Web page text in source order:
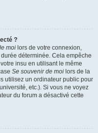
?
moi lors de votre connexion,
déterminée. Cela empêche
insu en utilisant le même
Se souvenir de moi lors de la
utilisez un ordinateur public pour
etc.). Si vous ne voyez
du forum a désactivé cette